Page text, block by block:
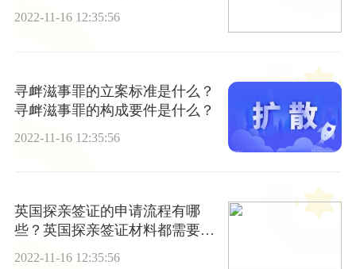
率怎么算？
2022-11-16 12:35:56
寻衅滋事罪的立案标准是什么？
寻衅滋事罪的构成要件是什么？
2022-11-16 12:35:56
英国探亲签证的申请流程有哪
些？英国探亲签证材料都需要哪
些？
2022-11-16 12:35:56